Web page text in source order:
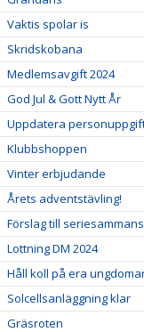
Vaktis spolar is
Skridskobana
Medlemsavgift 2024
God Jul & Gott Nytt År
Uppdatera
Klubbshoppen
Vinter erbjudande
Årets adventstävling!
Förslag till
Lottning DM 2024
Håll koll på era
Solcellsanläggning klar
Gräsroten